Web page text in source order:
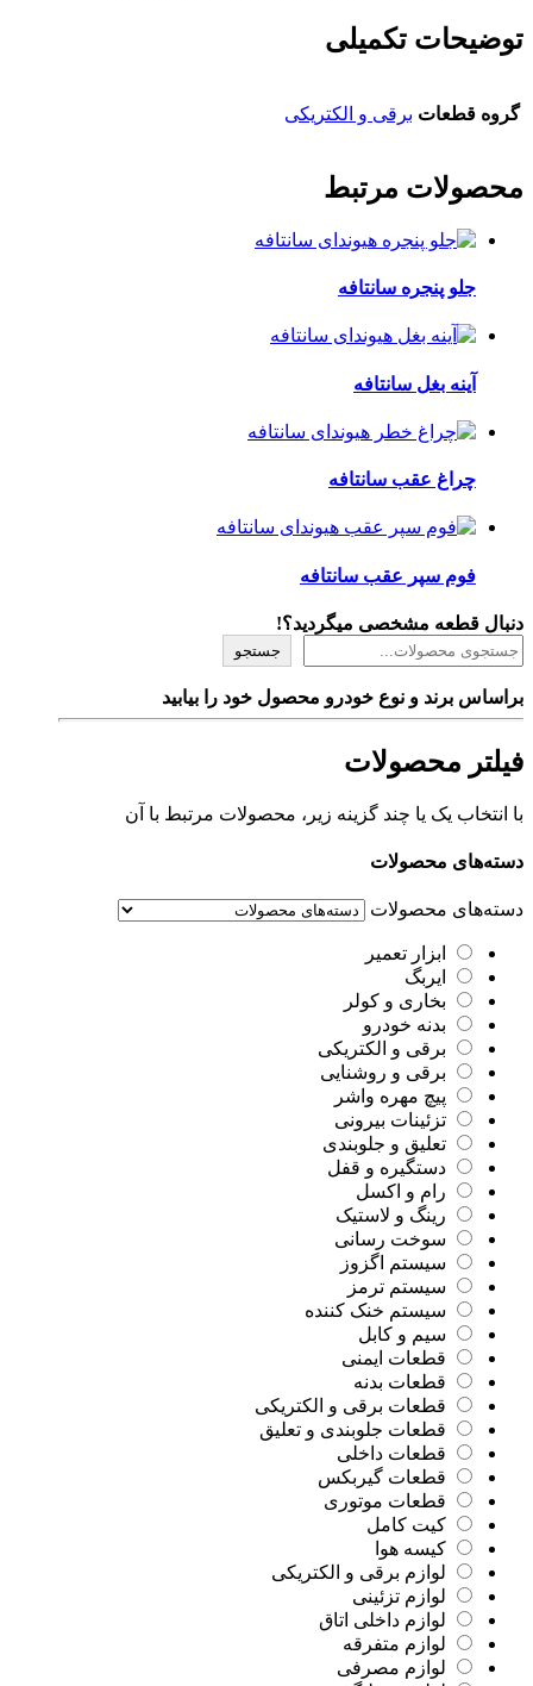
توضیحات تکمیلی
گروه قطعات برقی و الکتریکی
محصولات مرتبط
جلو پنجره سانتافه
آینه بغل سانتافه
چراغ عقب سانتافه
فوم سپر عقب سانتافه
دنبال قطعه مشخصی میگردید؟!
جستجو
براساس برند و نوع خودرو محصول خود را بیابید
فیلتر محصولات
با انتخاب یک یا چند گزینه زیر، محصولات مرتبط با آن
دسته‌های محصولات
دسته‌های محصولات
ابزار تعمیر
ایربگ
بخاری و کولر
بدنه خودرو
برقی و الکتریکی
برقی و روشنایی
پیچ مهره واشر
تزئینات بیرونی
تعلیق و جلوبندی
دستگیره و قفل
رام و اکسل
رینگ و لاستیک
سوخت رسانی
سیستم اگزوز
سیستم ترمز
سیستم خنک کننده
سیم و کابل
قطعات ایمنی
قطعات بدنه
قطعات برقی و الکتریکی
قطعات جلوبندی و تعلیق
قطعات داخلی
قطعات گیربکس
قطعات موتوری
کیت کامل
کیسه هوا
لوازم برقی و الکتریکی
لوازم تزئینی
لوازم داخلی اتاق
لوازم متفرقه
لوازم مصرفی